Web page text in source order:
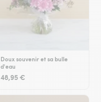
Doux souvenir et sa bulle
d'eau
48,95 €